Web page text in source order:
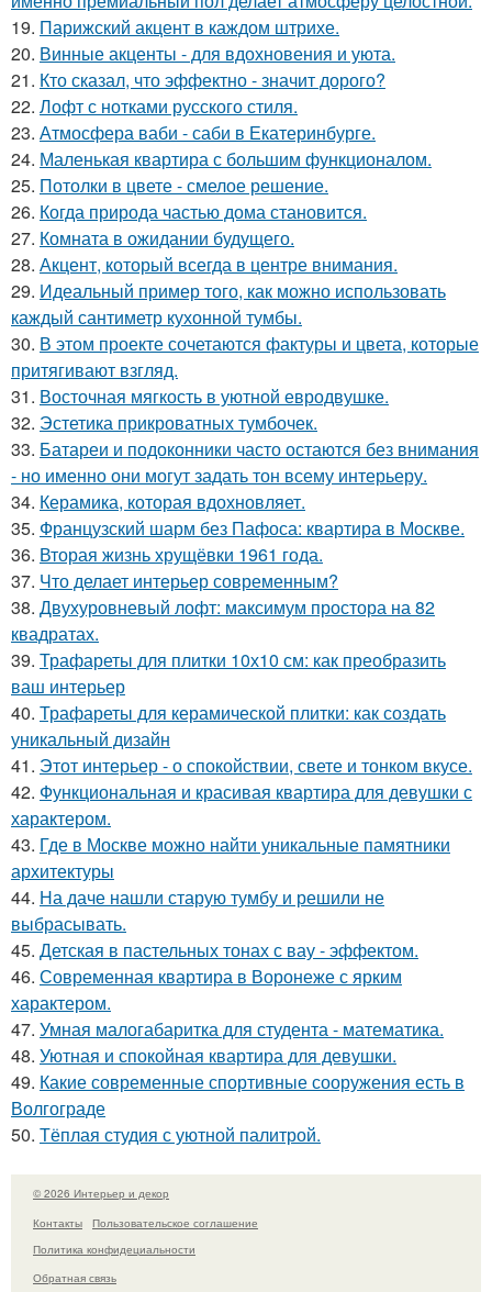
19. Парижский акцент в каждом штрихе.
20. Винные акценты - для вдохновения и уюта.
21. Кто сказал, что эффектно - значит дорого?
22. Лофт с нотками русского стиля.
23. Атмосфера ваби - саби в Екатеринбурге.
24. Маленькая квартира с большим функционалом.
25. Потолки в цвете - смелое решение.
26. Когда природа частью дома становится.
27. Комната в ожидании будущего.
28. Акцент, который всегда в центре внимания.
29. Идеальный пример того, как можно использовать
каждый сантиметр кухонной тумбы.
30. В этом проекте сочетаются фактуры и цвета, которые
притягивают взгляд.
31. Восточная мягкость в уютной евродвушке.
32. Эстетика прикроватных тумбочек.
33. Батареи и подоконники часто остаются без внимания
- но именно они могут задать тон всему интерьеру.
34. Керамика, которая вдохновляет.
35. Французский шарм без Пафоса: квартира в Москве.
36. Вторая жизнь хрущёвки 1961 года.
37. Что делает интерьер современным?
38. Двухуровневый лофт: максимум простора на 82
квадратах.
39. Трафареты для плитки 10х10 см: как преобразить
ваш интерьер
40. Трафареты для керамической плитки: как создать
уникальный дизайн
41. Этот интерьер - о спокойствии, свете и тонком вкусе.
42. Функциональная и красивая квартира для девушки с
характером.
43. Где в Москве можно найти уникальные памятники
архитектуры
44. На даче нашли старую тумбу и решили не
выбрасывать.
45. Детская в пастельных тонах с вау - эффектом.
46. Современная квартира в Воронеже с ярким
характером.
47. Умная малогабаритка для студента - математика.
48. Уютная и спокойная квартира для девушки.
49. Какие современные спортивные сооружения есть в
Волгограде
50. Тёплая студия с уютной палитрой.
© 2026 Интерьер и декор
Контакты
Пользовательское соглашение
Политика конфидециальности
Обратная связь